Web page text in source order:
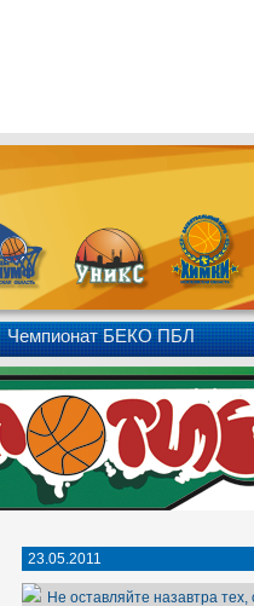
Чемпионат БЕКО ПБЛ
23.05.2011
Не оставляйте назавтра тех,